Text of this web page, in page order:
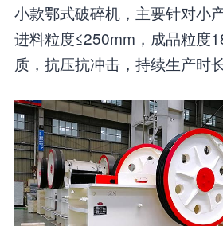
小款鄂式破碎机，主要针对小
进料粒度≤250mm，成品粒度
质，抗压抗冲击，持续生产时